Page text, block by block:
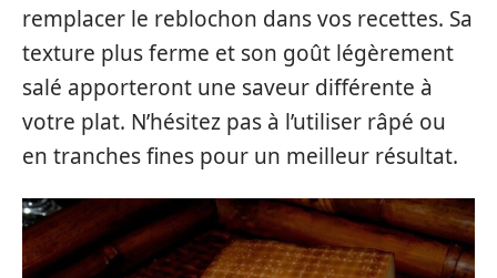
remplacer le reblochon dans vos recettes. Sa
texture plus ferme et son goût légèrement
salé apporteront une saveur différente à
votre plat. N’hésitez pas à l’utiliser râpé ou
en tranches fines pour un meilleur résultat.